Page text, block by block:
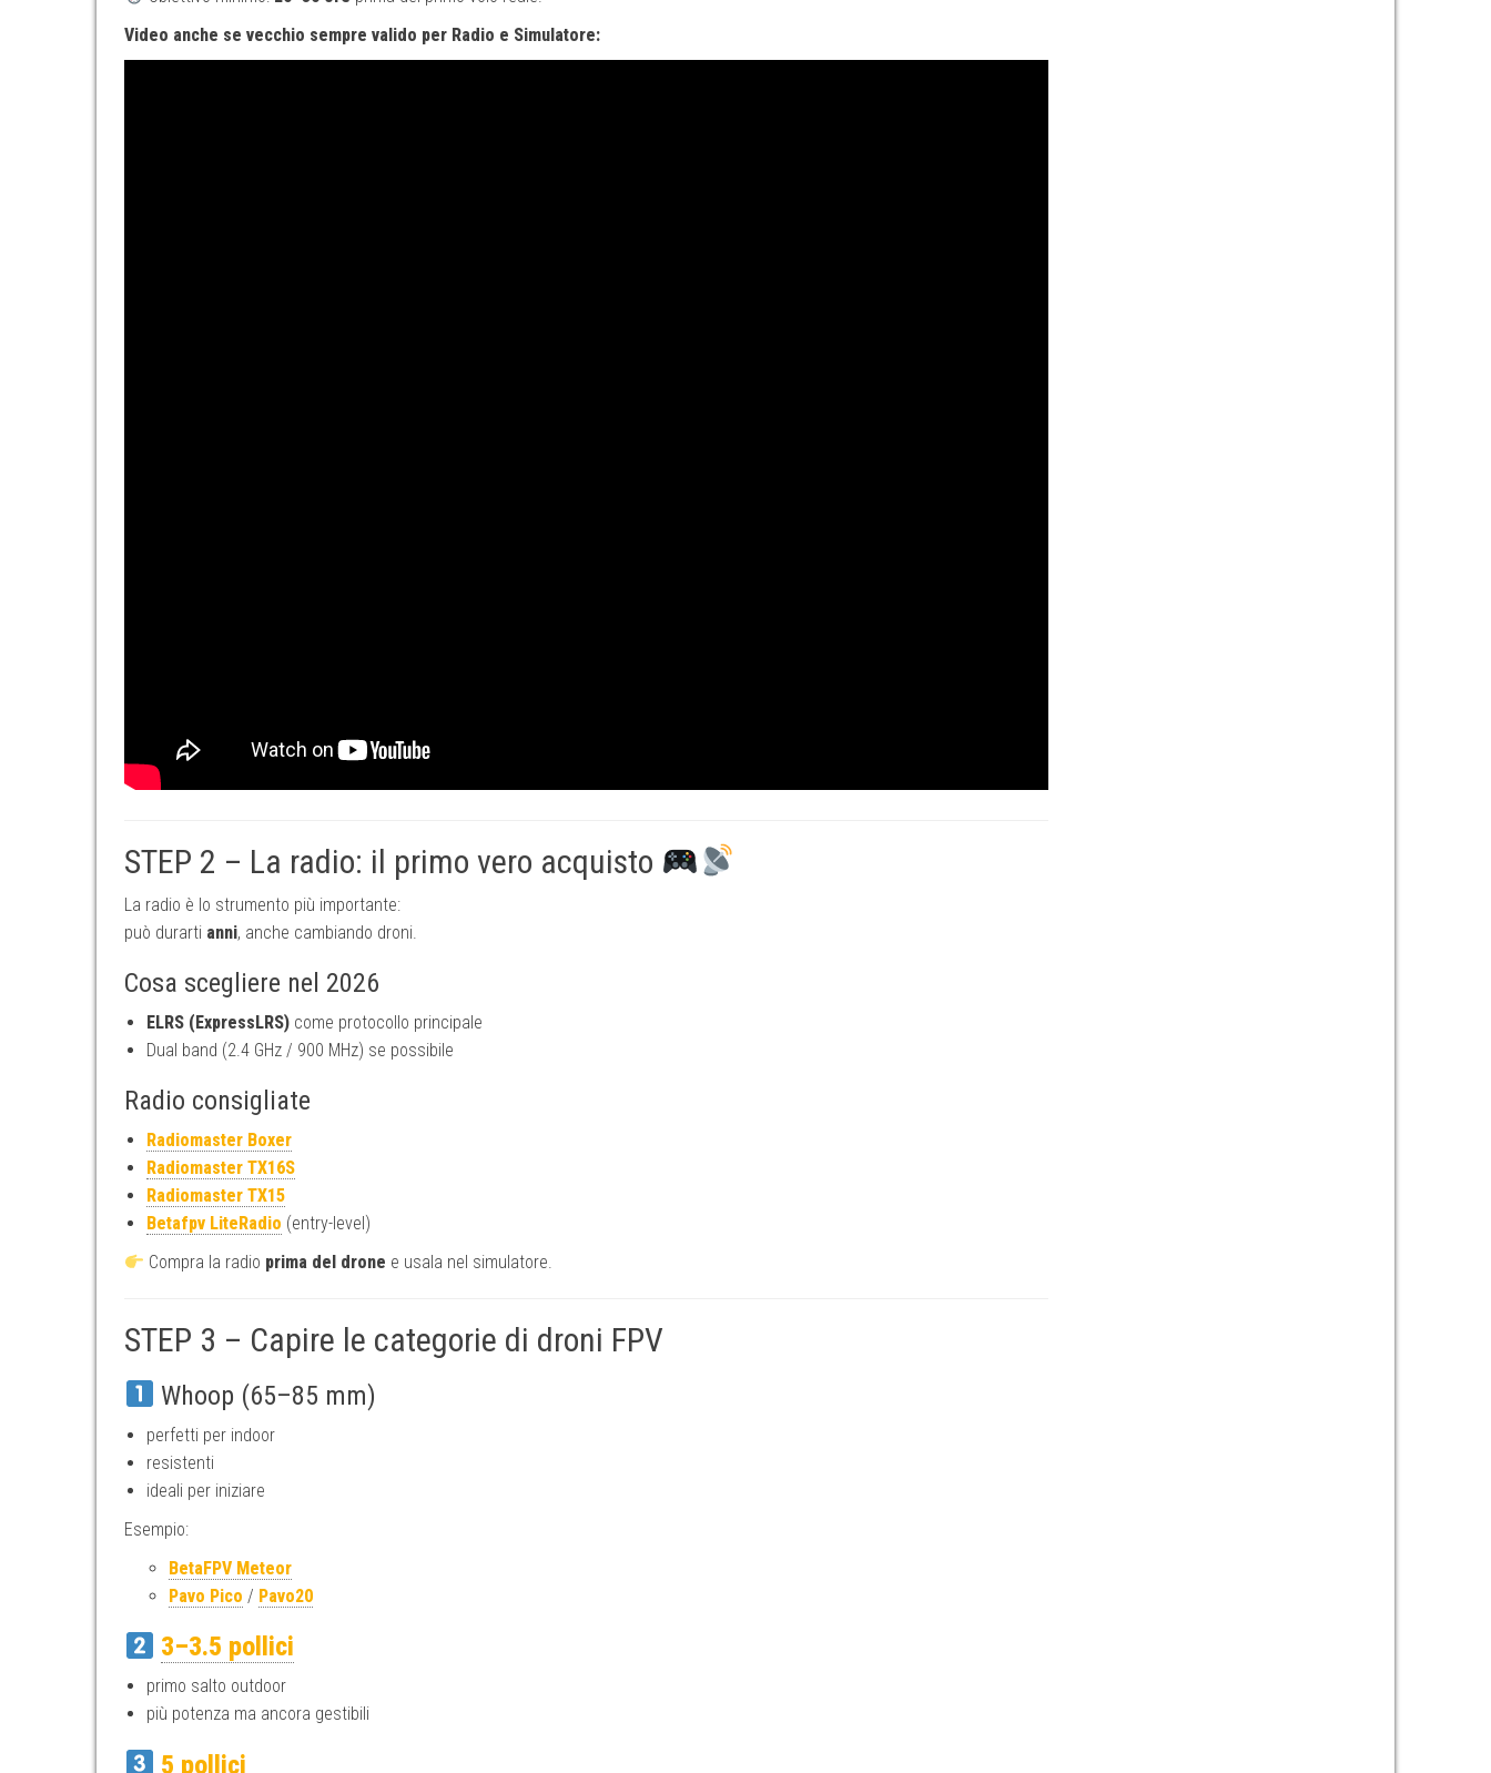
Video anche se vecchio sempre valido per Radio e Simulatore:
STEP 2 – La radio: il primo vero acquisto
La radio è lo strumento più importante:
può durarti anni, anche cambiando droni.
Cosa scegliere nel 2026
ELRS (ExpressLRS) come protocollo principale
Dual band (2.4 GHz / 900 MHz) se possibile
Radio consigliate
Radiomaster Boxer
Radiomaster TX16S
Radiomaster TX15
Betafpv LiteRadio (entry-level)
Compra la radio prima del drone e usala nel simulatore.
STEP 3 – Capire le categorie di droni FPV
Whoop (65–85 mm)
perfetti per indoor
resistenti
ideali per iniziare
Esempio:
BetaFPV Meteor
Pavo Pico / Pavo20
3–3.5 pollici
primo salto outdoor
più potenza ma ancora gestibili
5 pollici